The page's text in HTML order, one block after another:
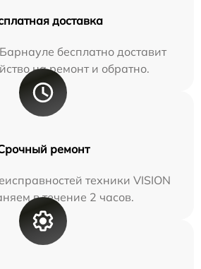
доставка
бесплатно доставит
на ремонт и обратно.
ремонт
техники VISION
в течение 2 часов.